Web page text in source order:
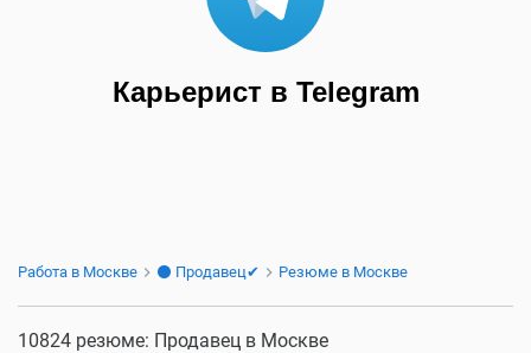
Карьерист в Telegram
Работа в Москве ⚫ Продавец✔ Резюме в Москве
10824 резюме: Продавец в Москве